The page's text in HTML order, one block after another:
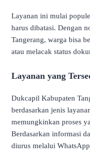
Layanan ini mulai
harus dibatasi. Dengan
Tangerang, warga bisa
atau melacak status
Layanan yang
Dukcapil Kabupaten
berdasarkan jenis
memungkinkan proses
Berdasarkan informasi
diurus melalui